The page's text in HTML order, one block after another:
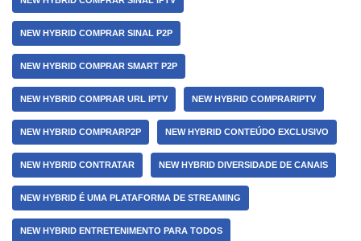
NEW HYBRID COMPRAR SINAL P2P
NEW HYBRID COMPRAR SMART P2P
NEW HYBRID COMPRAR URL IPTV NEW HYBRID COMPRARIPTV
NEW HYBRID COMPRARP2P NEW HYBRID CONTEÚDO EXCLUSIVO
NEW HYBRID CONTRATAR NEW HYBRID DIVERSIDADE DE CANAIS
NEW HYBRID É UMA PLATAFORMA DE STREAMING
NEW HYBRID ENTRETENIMENTO PARA TODOS